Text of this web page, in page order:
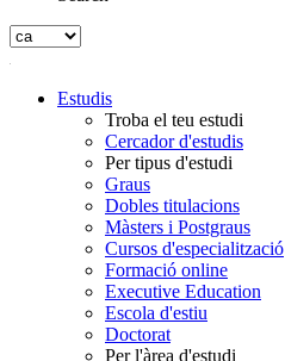
Estudis
Troba el teu estudi
Cercador d'estudis
Per tipus d'estudi
Graus
Dobles titulacions
Màsters i Postgraus
Cursos d'especialització
Formació online
Executive Education
Escola d'estiu
Doctorat
Per l'àrea d'estudi